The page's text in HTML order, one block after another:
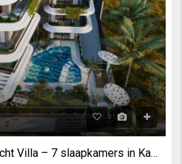
Indrukwekkende Zeezicht Villa – 7 slaapkamers in Kargicak / Alanya